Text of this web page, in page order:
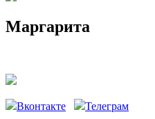
Маргарита
Вконтакте
Телеграм